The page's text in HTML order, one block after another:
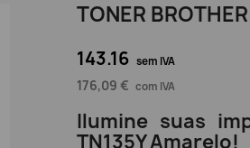
TONER
143.16 sem IVA
176,09 € com IVA
Ilumine suas
TN135Y Amarelo!